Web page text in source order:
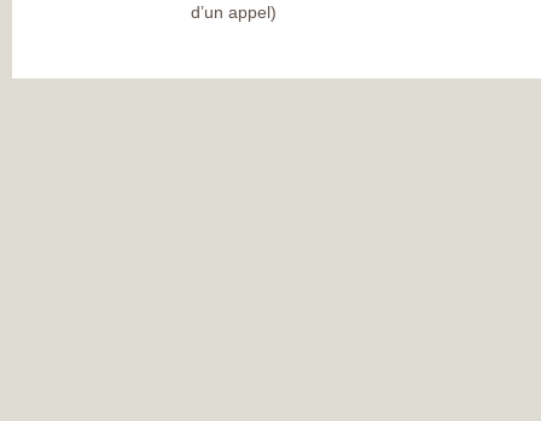
d’un appel)